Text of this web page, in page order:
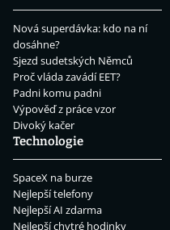
Nová superdávka: kdo na ní
dosáhne?
Sjezd sudetských Němců
Proč vláda zavádí EET?
Padni komu padni
Výpověď z práce vzor
Divoký kačer
Technologie
SpaceX na burze
Nejlepší telefony
Nejlepší AI zdarma
Nejlepší chytré hodinky